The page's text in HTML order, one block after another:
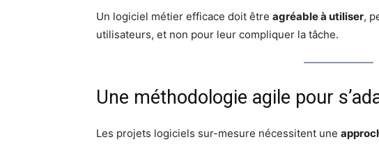
Un logiciel métier efficace doit être agréable à utiliser,
utilisateurs, et non pour leur compliquer la tâche.
Une méthodologie agile pour
Les projets logiciels sur-mesure nécessitent une